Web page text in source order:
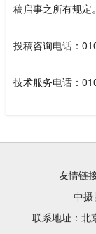
稿启事之所有规定。
投稿咨询电话：
技术服务电话：
友情链
中摄
联系地址：北